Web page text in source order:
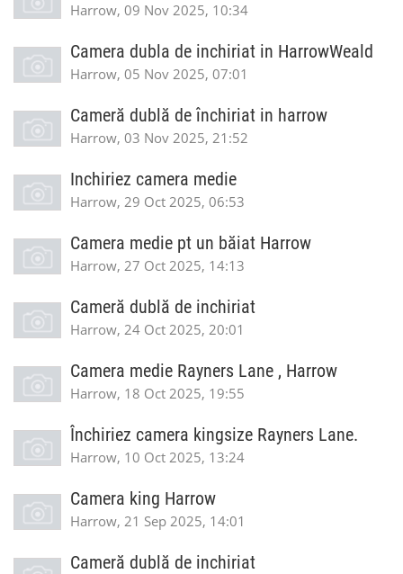
Harrow, 09 Nov 2025, 10:34
Camera dubla de inchiriat in HarrowWeald
Harrow, 05 Nov 2025, 07:01
Cameră dublă de închiriat in harrow
Harrow, 03 Nov 2025, 21:52
Inchiriez camera medie
Harrow, 29 Oct 2025, 06:53
Camera medie pt un băiat Harrow
Harrow, 27 Oct 2025, 14:13
Cameră dublă de inchiriat
Harrow, 24 Oct 2025, 20:01
Camera medie Rayners Lane , Harrow
Harrow, 18 Oct 2025, 19:55
Închiriez camera kingsize Rayners Lane.
Harrow, 10 Oct 2025, 13:24
Camera king Harrow
Harrow, 21 Sep 2025, 14:01
Cameră dublă de inchiriat